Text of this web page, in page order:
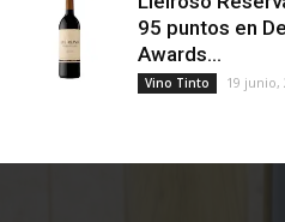
95 puntos en
Awards...
Vino Tinto 19 junio,